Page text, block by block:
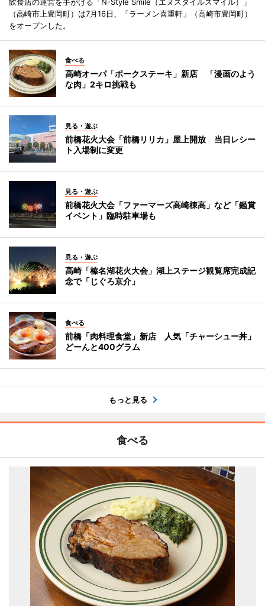
（高崎市上豊岡町）は7月16日、「ラーメン喜重軒」（高崎市豊岡町）
をオープンした。
食べる
高崎オーパ「ポークステーキ」新店 「漫画のよう
な肉」2キロ挑戦も
見る・遊ぶ
前橋花火大会「前橋リリカ」屋上開放 当日レシー
ト入場制に変更
見る・遊ぶ
前橋花火大会「ファーマーズ高崎棟高」など「鑑賞
イベント」臨時駐車場も
見る・遊ぶ
高崎「榛名湖花火大会」湖上ステージ観覧席完成記
念で「じぐろ京介」
食べる
前橋「肉料理食堂」新店 人気「チャーシュー丼」
どーんと400グラム
もっと見る
食べる